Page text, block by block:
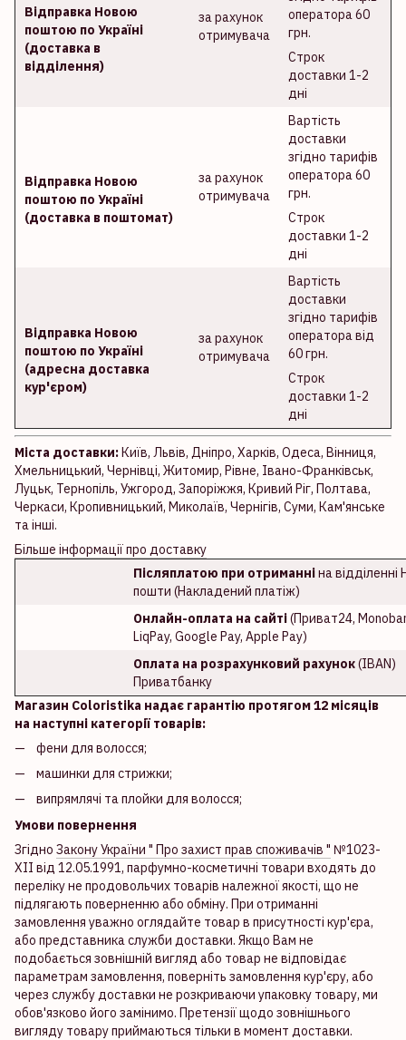
Відправка Новою
поштою по Україні
(доставка в
відділення)
за рахунок
отримувача
оператора 60
грн.
Строк
доставки 1-2
дні
Відправка Новою
поштою по Україні
(доставка в поштомат)
за рахунок
отримувача
Вартість
доставки
згідно тарифів
оператора 60
грн.
Строк
доставки 1-2
дні
Відправка Новою
поштою по Україні
(адресна доставка
кур'єром)
за рахунок
отримувача
Вартість
доставки
згідно тарифів
оператора від
60 грн.
Строк
доставки 1-2
дні
Міста доставки:Київ, Львів, Дніпро, Харків, Одеса, Вінниця,
Хмельницький, Чернівці, Житомир, Рівне, Івано-Франківськ,
Луцьк, Тернопіль, Ужгород, Запоріжжя, Кривий Ріг, Полтава,
Черкаси, Кропивницький, Миколаїв, Чернігів, Суми, Кам'янське
та інші.
Більше інформації про доставку
Післяплатою при отриманніна відділенні
пошти (Накладений платіж)
Онлайн-оплата на сайті(Приват24,
LiqPay, Google Pay, Apple Pay)
Оплата на розрахунковий рахунок(IBAN)
Приватбанку
Магазин Coloristika надає гарантію протягом 12 місяців
на наступні категорії товарів:
фени для волосся;
машинки для стрижки;
випрямлячі та плойки для волосся;
Умови повернення
Згідно Закону України " Про захист прав споживачів " №1023-
XII від 12.05.1991, парфумно-косметичні товари входять до
переліку не продовольчих товарів належної якості, що не
підлягають поверненню або обміну. При отриманні
замовлення уважно оглядайте товар в присутності кур'єра,
або представника служби доставки. Якщо Вам не
подобається зовнішній вигляд або товар не відповідає
параметрам замовлення, поверніть замовлення кур'єру, або
через службу доставки не розкриваючи упаковку товару, ми
обов'язково його замінимо. Претензії щодо зовнішнього
вигляду товару приймаються тільки в момент доставки.